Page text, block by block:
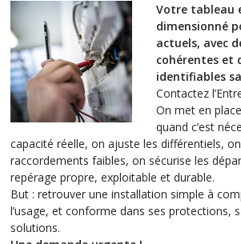
Votre tableau
dimensionné
actuels, avec
cohérentes et
identifiables
Contactez
On met en
quand c’est
capacité réelle, on ajuste les différentiels,
raccordements faibles, on sécurise les
repérage propre, exploitable et durable.
But : retrouver une installation simple à
l’usage, et conforme dans ses protections,
solutions.